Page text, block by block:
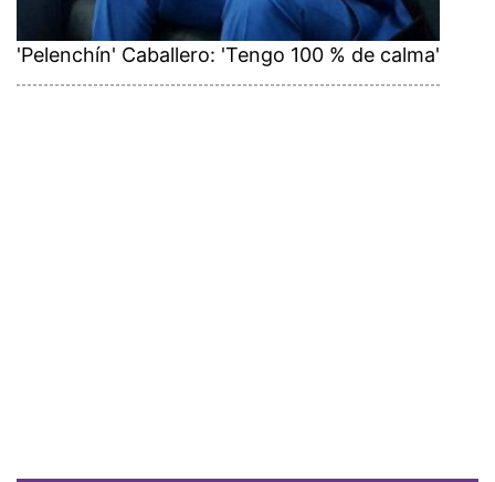
'Pelenchín' Caballero: 'Tengo 100 % de calma'